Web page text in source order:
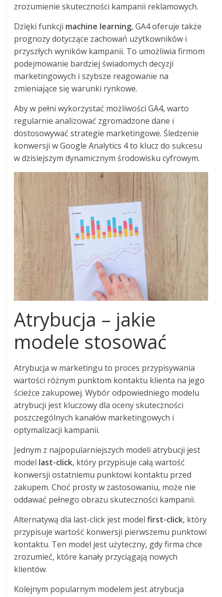
zrozumienie skuteczności kampanii reklamowych.
Dzięki funkcji machine learning, GA4 oferuje także
prognozy dotyczące zachowań użytkowników i
przyszłych wyników kampanii. To umożliwia firmom
podejmowanie bardziej świadomych decyzji
marketingowych i szybsze reagowanie na
zmieniające się warunki rynkowe.
Aby w pełni wykorzystać możliwości GA4, warto
regularnie analizować zgromadzone dane i
dostosowywać strategie marketingowe. Śledzenie
konwersji w Google Analytics 4 to klucz do sukcesu
w dzisiejszym dynamicznym środowisku cyfrowym.
Atrybucja – jakie
modele stosować
Atrybucja w marketingu to proces przypisywania
wartości różnym punktom kontaktu klienta na jego
ścieżce zakupowej. Wybór odpowiedniego modelu
atrybucji jest kluczowy dla oceny skuteczności
poszczególnych kanałów marketingowych i
optymalizacji kampanii.
Jednym z najpopularniejszych modeli atrybucji jest
model last-click, który przypisuje całą wartość
konwersji ostatniemu punktowi kontaktu przed
zakupem. Choć prosty w zastosowaniu, może nie
oddawać pełnego obrazu skuteczności kampanii.
Alternatywą dla last-click jest modelfirst-click, który
przypisuje wartość konwersji pierwszemu punktowi
kontaktu. Ten model jest użyteczny, gdy firma chce
zrozumieć, które kanały przyciągają nowych
klientów.
Kolejnym popularnym modelem jest atrybucja